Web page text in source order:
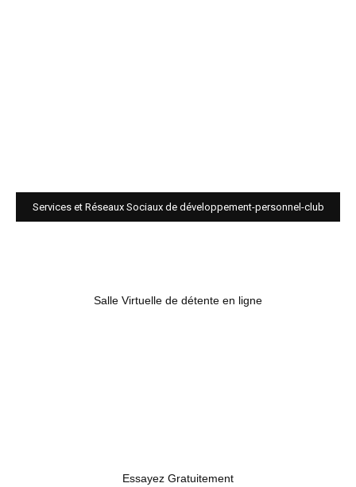
Services et Réseaux Sociaux de développement-personnel-club
Salle Virtuelle de détente en ligne
Essayez Gratuitement